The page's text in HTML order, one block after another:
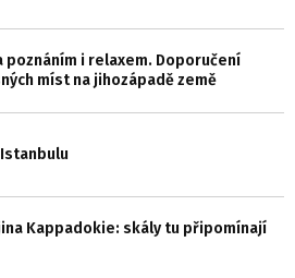
poznáním i relaxem. Doporučení
míst na jihozápadě země
Kappadokie: skály tu připomínají